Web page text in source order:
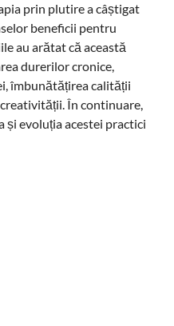
prin plutire a câștigat
beneficii pentru
au arătat că această
durerilor cronice,
îmbunătățirea calității
În continuare,
evoluția acestei practici